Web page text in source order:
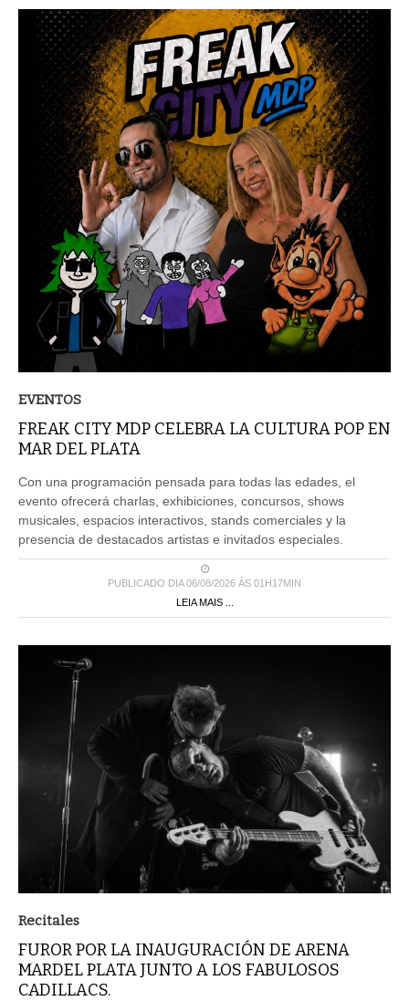
EVENTOS
FREAK CITY MDP CELEBRA LA CULTURA POP EN
MAR DEL PLATA
Con una programación pensada para todas las edades, el
evento ofrecerá charlas, exhibiciones, concursos, shows
musicales, espacios interactivos, stands comerciales y la
presencia de destacados artistas e invitados especiales.
PUBLICADO DIA 06/08/2026 ÀS 01H17MIN
LEIA MAIS ...
Recitales
FUROR POR LA INAUGURACIÓN DE ARENA
MARDEL PLATA JUNTO A LOS FABULOSOS
CADILLACS.